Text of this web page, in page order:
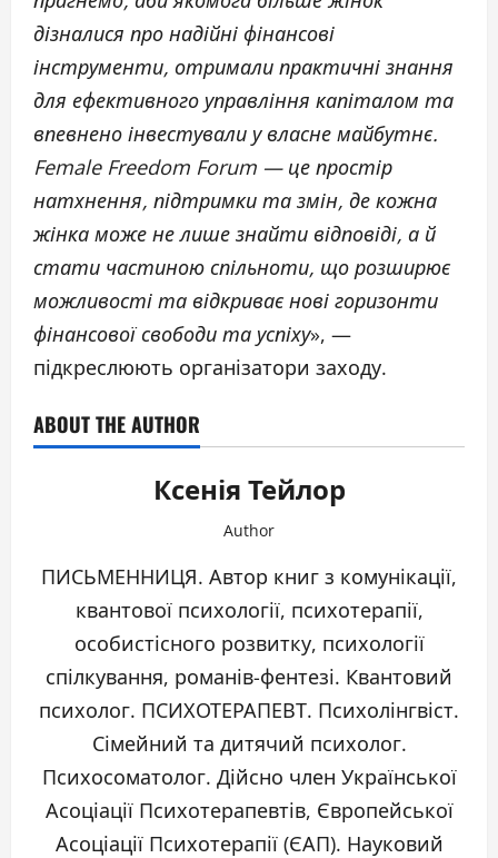
дізналися про надійні фінансові
інструменти, отримали практичні знання
для ефективного управління капіталом та
впевнено інвестували у власне майбутнє.
Female Freedom Forum — це простір
натхнення, підтримки та змін, де кожна
жінка може не лише знайти відповіді, а й
стати частиною спільноти, що розширює
можливості та відкриває нові горизонти
фінансової свободи та успіху», —
підкреслюють організатори заходу.
ABOUT THE AUTHOR
Ксенія Тейлор
Author
ПИСЬМЕННИЦЯ. Автор книг з комунікації,
квантової психології, психотерапії,
особистісного розвитку, психології
спілкування, романів-фентезі. Квантовий
психолог. ПСИХОТЕРАПЕВТ. Психолінгвіст.
Сімейний та дитячий психолог.
Психосоматолог. Дійсно член Української
Асоціації Психотерапевтів, Європейської
Асоціації Психотерапії (ЄАП). Науковий